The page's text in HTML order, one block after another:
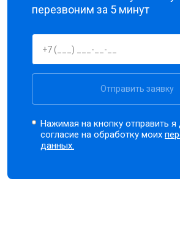
перезвоним за 5 минут
Отправить заявку
Нажимая на кнопку отправить
согласие на обработку моих
данных.